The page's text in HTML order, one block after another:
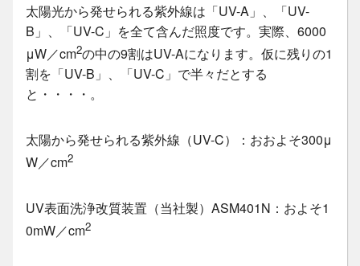
太陽光から発せられる紫外線は「UV-A」、「UV-
B」、「UV-C」を全て含んだ照度です。実際、6000
μW／cm2の中の9割はUV-Aになります。仮に残りの1
割を「UV-B」、「UV-C」で半々だとする
と・・・・。
太陽から発せられる紫外線（UV-C）：おおよそ300μ
W／cm2
UV表面洗浄改質装置（当社製）ASM401N：およそ1
0mW／cm2